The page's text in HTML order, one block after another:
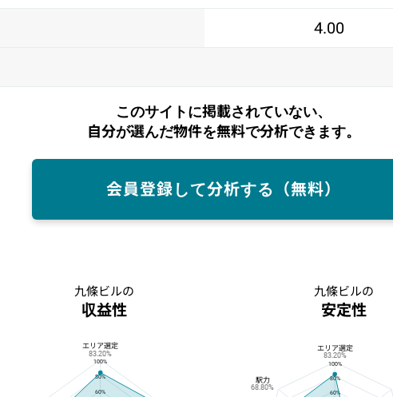
4.00
このサイトに掲載されていない、
自分が選んだ物件を無料で分析できます。
会員登録して分析する（無料）
九條ビルの
収益性
九條ビルの収益性
100%
80%
60%
エリア選定
83.20%
九條ビルの
安定性
100%
80%
60%
エリア選定
83.20%
駅力
68.80%